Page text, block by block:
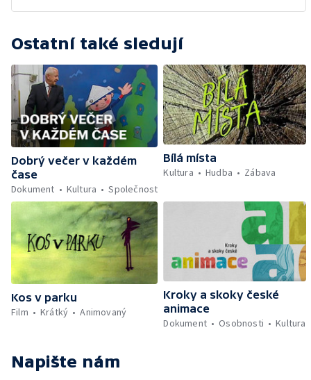
Ostatní také sledují
Dobrý večer v každém
čase
Dokument
Kultura Společnost
Bílá místa
Kultura
Hudba Zábava
Kos v parku
Film
Krátký Animovaný
Kroky a skoky české
animace
Dokument
Osobnosti Kultura
Napište nám